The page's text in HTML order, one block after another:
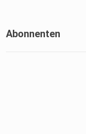
Abonnenten